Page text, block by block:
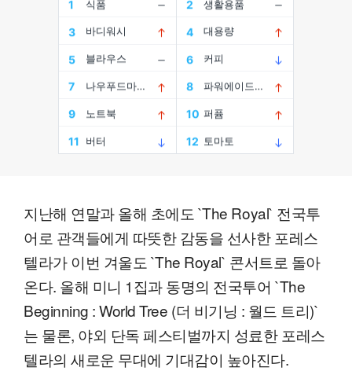
지난해 연말과 올해 초에도 `The Royal` 전국투
어로 관객들에게 따뜻한 감동을 선사한 포레스
텔라가 이번 겨울도 `The Royal` 콘서트로 돌아
온다. 올해 미니 1집과 동명의 전국투어 `The
Beginning : World Tree (더 비기닝 : 월드 트리)`
는 물론, 야외 단독 페스티벌까지 성료한 포레스
텔라의 새로운 무대에 기대감이 높아진다.